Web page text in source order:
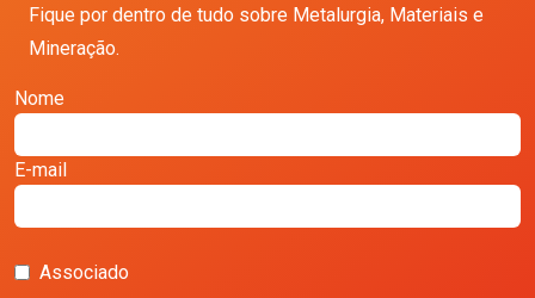
Fique por dentro de tudo sobre Metalurgia, Materiais e
Mineração.
Nome
E-mail
Associado